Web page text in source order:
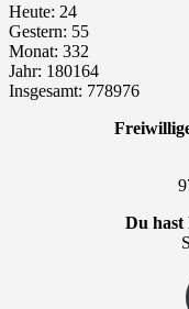
Heute: 24
Gestern: 55
Monat: 332
Jahr: 180164
Insgesamt: 778976
Du hast